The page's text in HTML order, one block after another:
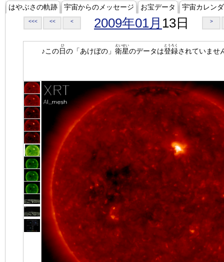
はやぶさの軌跡 宇宙からのメッセージ お宝データ 宇宙カレン
<<< << < 2009年01月 13日 >
♪この日
ひ
の「あけぼの」 衛星
えいせい
のデータは登録
とうろく
されていませ